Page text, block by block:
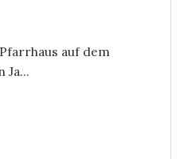
auf dem
Ja...